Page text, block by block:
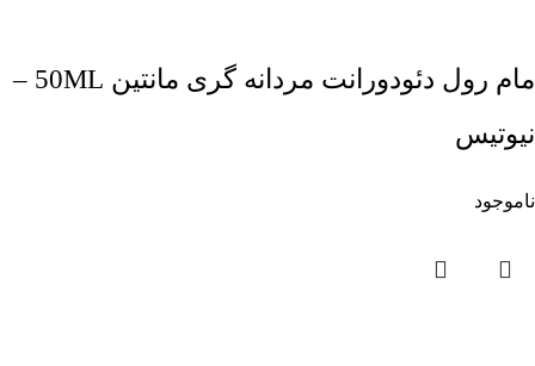
مام رول دئودورانت مردانه گری مانتین 50ML –
نیوتیس
ناموجود